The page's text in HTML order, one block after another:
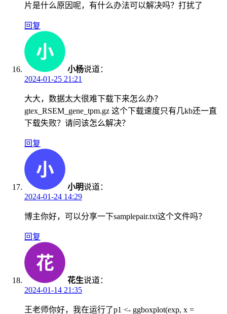
片是什么原因呢，有什么办法可以解决吗？打扰了
回复
小杨说道：
2024-01-25 21:21
大大，数据太大很难下载下来怎么办？
gtex_RSEM_gene_tpm.gz 这个下载速度只有几kb还一直
下载失败？请问该怎么解决？
回复
小明说道：
2024-01-24 14:29
博主你好，可以分享一下samplepair.txt这个文件吗？
回复
花生说道：
2024-01-14 21:35
王老师你好，我在运行了p1 <- ggboxplot(exp, x =